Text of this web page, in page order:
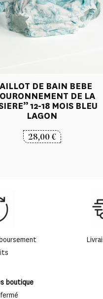
DE BAIN BEBE
DE LA
12-18 MOIS BLEU
LAGON
28,00€
boutique